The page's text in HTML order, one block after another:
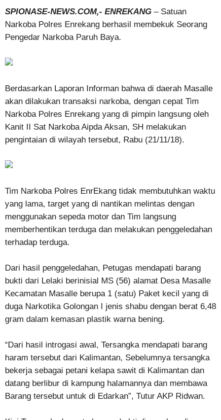
SPIONASE-NEWS.COM,- ENREKANG – Satuan
Narkoba Polres Enrekang berhasil membekuk Seorang
Pengedar Narkoba Paruh Baya.
Berdasarkan Laporan Informan bahwa di daerah Masalle
akan dilakukan transaksi narkoba, dengan cepat Tim
Narkoba Polres Enrekang yang di pimpin langsung oleh
Kanit II Sat Narkoba Aipda Aksan, SH melakukan
pengintaian di wilayah tersebut, Rabu (21/11/18).
Tim Narkoba Polres EnrEkang tidak membutuhkan waktu
yang lama, target yang di nantikan melintas dengan
menggunakan sepeda motor dan Tim langsung
memberhentikan terduga dan melakukan penggeledahan
terhadap terduga.
Dari hasil penggeledahan, Petugas mendapati barang
bukti dari Lelaki berinisial MS (56) alamat Desa Masalle
Kecamatan Masalle berupa 1 (satu) Paket kecil yang di
duga Narkotika Golongan I jenis shabu dengan berat 6,48
gram dalam kemasan plastik warna bening.
“Dari hasil introgasi awal, Tersangka mendapati barang
haram tersebut dari Kalimantan, Sebelumnya tersangka
bekerja sebagai petani kelapa sawit di Kalimantan dan
datang berlibur di kampung halamannya dan membawa
Barang tersebut untuk di Edarkan”, Tutur AKP Ridwan.